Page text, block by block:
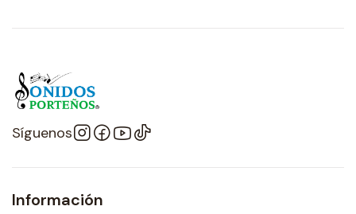
Síguenos
Información